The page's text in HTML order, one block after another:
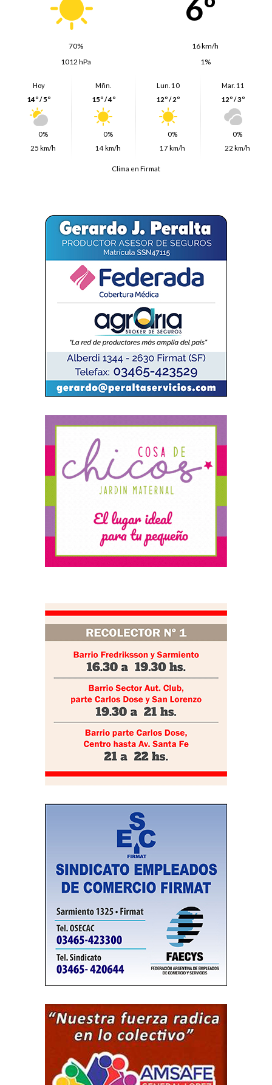
6º
70%
16 km/h
1012 hPa
1%
Hoy
14º / 5º
0%
25 km/h
Mñn.
15º / 4º
0%
14 km/h
Lun. 10
12º / 2º
0%
17 km/h
Mar. 11
12º / 3º
0%
22 km/h
Clima en Firmat